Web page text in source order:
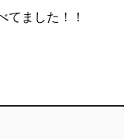
てました！！